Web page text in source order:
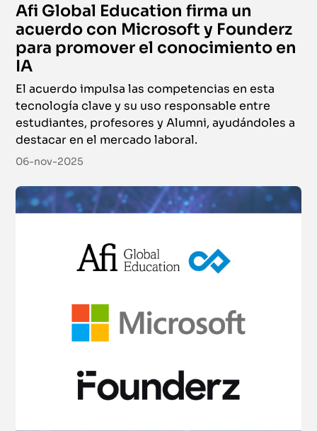
Afi Global Education firma un
acuerdo con Microsoft y Founderz
para promover el conocimiento en
IA
El acuerdo impulsa las competencias en esta
tecnología clave y su uso responsable entre
estudiantes, profesores y Alumni, ayudándoles a
destacar en el mercado laboral.
06-nov-2025